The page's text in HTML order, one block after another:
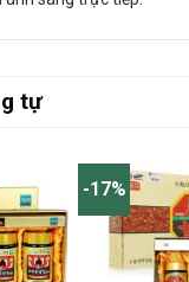
tự
-17%